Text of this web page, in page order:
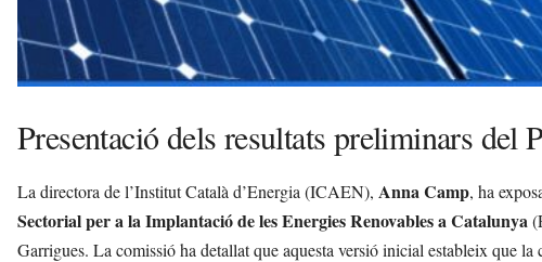
Presentació dels resultats preliminars del
La directora de l’Institut Català d’Energia (ICAEN), Anna Camp, ha
Sectorial per a la Implantació de les Energies Renovables a Catalunya
Garrigues. La comissió ha detallat que aquesta versió inicial estableix que